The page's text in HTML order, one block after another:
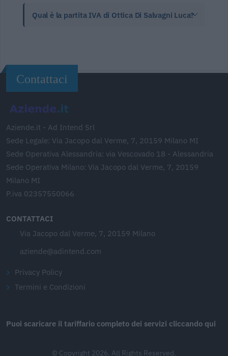
Qual è la partita IVA di Ottica Di Salvagni Luca?
Contattaci
Aziende.it - Ad Intend Srl
Sede Legale: Via Jacopo dal Verme, 7, 20159 Milano MI
Sede Operativa Alessandria: via Vescovado 18 - Alessandria
Sede Operativa Milano: Via Jacopo dal Verme, 7, 20159
Milano MI
P.iva 02357550066
CONTATTACI
Via Jacopo dal Verme, 7, 20159 Milano
aziende@adintend.com
Privacy Policy
Termini e Condizioni
Puoi scaricare il tariffario completo dei servizi cliccando qui
© Copyright 2026. All Rights Reserved.